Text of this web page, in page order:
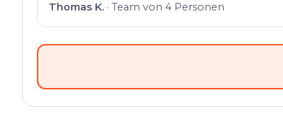
Thomas K. · Team von 4 Personen